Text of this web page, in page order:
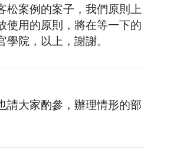
松案例的案子，我們原則上
使用的原則，將在等一下的
院，以上，謝謝。
請大家酌參，辦理情形的部